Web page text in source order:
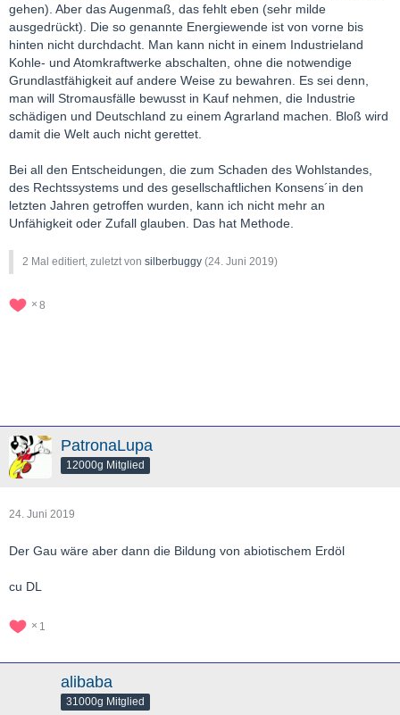
gehen). Aber das Augenmaß, das fehlt eben (sehr milde
ausgedrückt). Die so genannte Energiewende ist von vorne bis
hinten nicht durchdacht. Man kann nicht in einem Industrieland
Kohle- und Atomkraftwerke abschalten, ohne die notwendige
Grundlastfähigkeit auf andere Weise zu bewahren. Es sei denn,
man will Stromausfälle bewusst in Kauf nehmen, die Industrie
schädigen und Deutschland zu einem Agrarland machen. Bloß wird
damit die Welt auch nicht gerettet.
Bei all den Entscheidungen, die zum Schaden des Wohlstandes,
des Rechtssystems und des gesellschaftlichen Konsens´in den
letzten Jahren getroffen wurden, kann ich nicht mehr an
Unfähigkeit oder Zufall glauben. Das hat Methode.
2 Mal editiert, zuletzt von silberbuggy (24. Juni 2019)
8
PatronaLupa
12000g Mitglied
24. Juni 2019
Der Gau wäre aber dann die Bildung von abiotischem Erdöl
cu DL
1
alibaba
31000g Mitglied